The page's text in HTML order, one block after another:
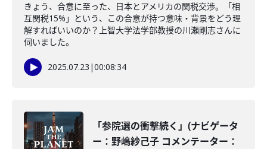
きょう、合意に至った、日本とアメリカの関税交渉。「相
互関税15%」という、この合意が持つ意味・背景をどう理
解すればいいのか？上智大学法学部教授の川瀬剛志さんに
伺いました。
2025.07.23 |00:08:34
「参院選の衝撃続く」(ナビゲータ
ー：野嶋紗己子 コメンテーター：